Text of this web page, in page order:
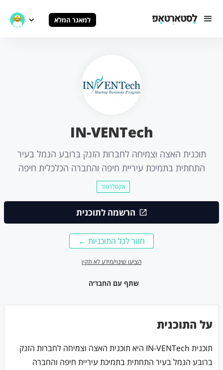
למאגר המלא
IN-VENTech
תוכנית האצה וצמיחה לחברות הזנק ברובע הנמל בעיר
התחתית בתמיכת עיריית חיפה והחברה הכלכלית חיפה
אקסלרטור
הרשמה לתוכנית
הציעו שינוי/מידע לא תקין
חזור לכל התוכניות ←
שתף עם החבר׳ה
על התוכנית
תוכנית IN-VENTech היא תוכנית האצה וצמיחה לחברות הזנק
ברובע הנמל בעיר התחתית בתמיכת עיריית חיפה והחברה